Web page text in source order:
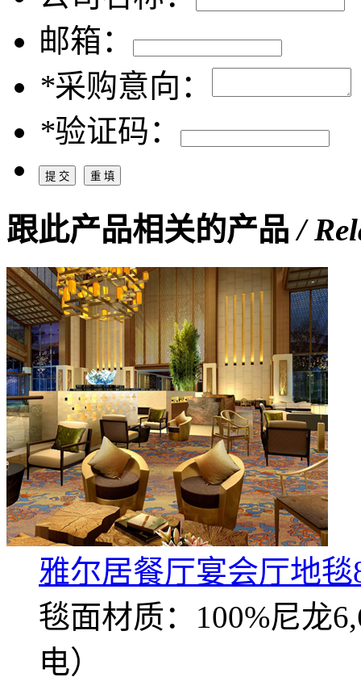
邮箱：
*采购意向：
*验证码：
跟此产品相关的产品/
雅尔居餐厅宴会厅地毯
毯面材质：100%尼龙
电）